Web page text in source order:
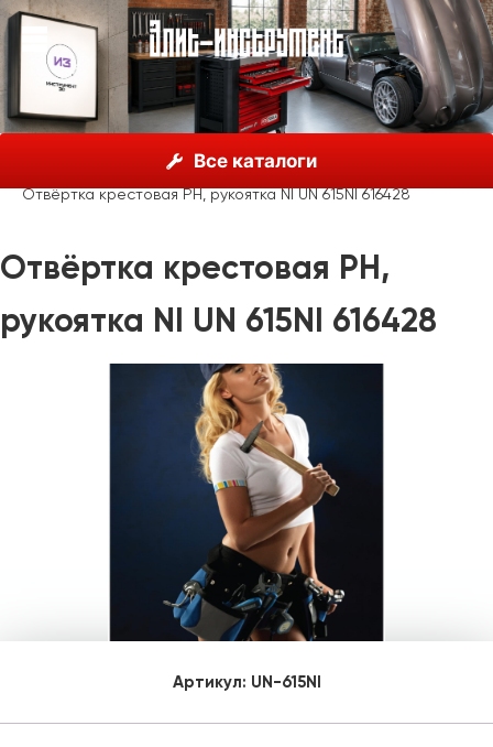
Все каталоги
Unior, Словения
Отвёртки крестовые
Отвёртка крестовая PH, рукоятка NI UN 615NI 616428
Отвёртка крестовая PH,
рукоятка NI UN 615NI 616428
Артикул: UN-615NI